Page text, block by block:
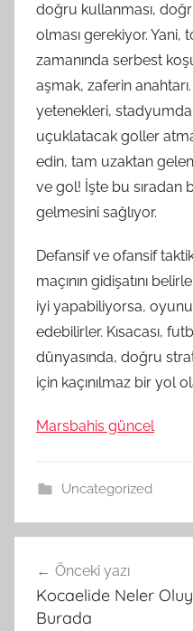
doğru kullanması,
olması gerekiyor.
zamanında serbest
aşmak, zaferin
yetenekleri,
uçuklatacak goller
edin, tam uzaktan
ve gol! İşte bu sıradan
gelmesini sağlıyor.
Defansif ve ofansif
maçının gidişatını
iyi yapabiliyorsa,
edebilirler. Kısacası,
dünyasında, doğru
için kaçınılmaz bir yol
Marsbahis güncel
Uncategorized
gezinmesi
Önceki yazı
Kocaelide Neler
Burada